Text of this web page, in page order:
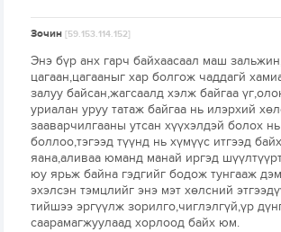
Зочин[59.153.114.152]
Энэ бүр анх гарч байхаасаал маш
цагаан,цагааныг хар болгож чаддагй
залуу байсан,жагсаалд хэлж байгаа
уриалан уруу татаж байгаа нь илэрхий
зааварчилгааны утсан хүүхэлдэй болох
боллоо,тэгээд түүнд нь хүмүүс итгээд
яана,аливаа юманд манай иргэд
юу ярьж байна гэдгийг бодож тунгааж
эхэлсэн тэмцлийг энэ мэт хөлсний
тийшээ эргүүлж зорилго,чиглэлгүй,үр
саарамагжуулаад хорлоод байх юм.